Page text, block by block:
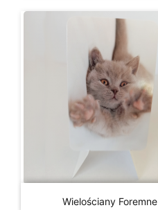
Szybki podgląd
Wielościany Foremne